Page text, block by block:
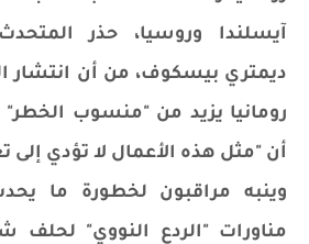
آيسلندا وروسيا، حذر
ديمتري بيسكوف، من أن انتشار
رومانيا يزيد من "منسوب الخطر"
أن "مثل هذه الأعمال لا تؤدي إلى
وينبه مراقبون لخطورة ما
مناورات "الردع النووي"